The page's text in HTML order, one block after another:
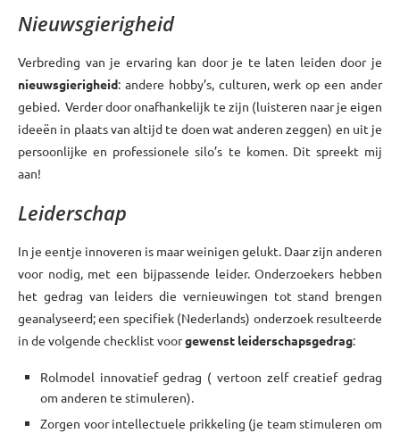
Nieuwsgierigheid
Verbreding van je ervaring kan door je te laten leiden door je
nieuwsgierigheid: andere hobby’s, culturen, werk op een ander
gebied. Verder door onafhankelijk te zijn (luisteren naar je eigen
ideeën in plaats van altijd te doen wat anderen zeggen) en uit je
persoonlijke en professionele silo’s te komen. Dit spreekt mij
aan!
Leiderschap
In je eentje innoveren is maar weinigen gelukt. Daar zijn anderen
voor nodig, met een bijpassende leider. Onderzoekers hebben
het gedrag van leiders die vernieuwingen tot stand brengen
geanalyseerd; een specifiek (Nederlands) onderzoek resulteerde
in de volgende checklist voorgewenst leiderschapsgedrag:
Rolmodel innovatief gedrag ( vertoon zelf creatief gedrag
om anderen te stimuleren).
Zorgen voor intellectuele prikkeling (je team stimuleren om